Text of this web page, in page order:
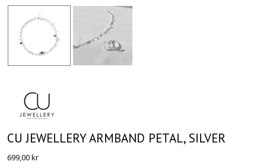
CU JEWELLERY ARMBAND PETAL, SILVER
699,00kr